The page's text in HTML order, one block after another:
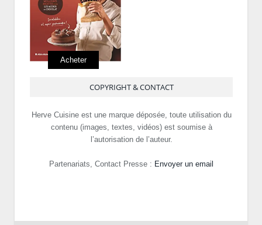
Acheter
COPYRIGHT & CONTACT
Herve Cuisine est une marque déposée, toute utilisation du
contenu (images, textes, vidéos) est soumise à
l’autorisation de l’auteur.
Partenariats, Contact Presse : Envoyer un email